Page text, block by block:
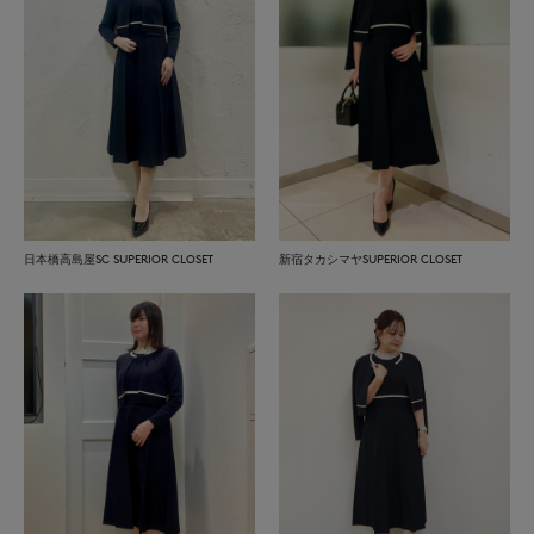
日本橋高島屋SC SUPERIOR CLOSET 新宿タカシマヤSUPERIOR CLOSET